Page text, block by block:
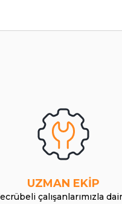
UZMAN EKİP
çalışanlarımızla